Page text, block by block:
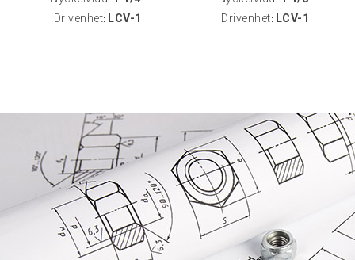
Drivenhet: LCV-1
Drivenhet: LCV-1